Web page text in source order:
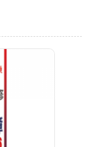
密碼鎖，開運印
印章，印章圖案
，電腦刻印，藝術
，印鑑章，原子章